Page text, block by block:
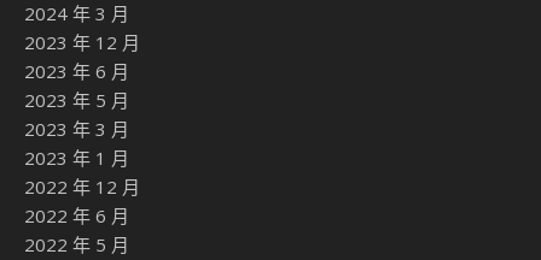
2024 年 3 月
2023 年 12 月
2023 年 6 月
2023 年 5 月
2023 年 3 月
2023 年 1 月
2022 年 12 月
2022 年 6 月
2022 年 5 月